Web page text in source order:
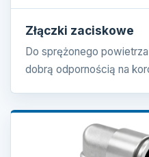
Złączki zaciskowe
Do sprężonego
dobrą odpornością na